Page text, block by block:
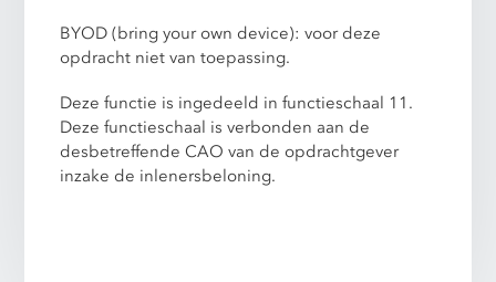
BYOD (bring your own device): voor deze
opdracht niet van toepassing.
Deze functie is ingedeeld in functieschaal 11.
Deze functieschaal is verbonden aan de
desbetreffende CAO van de opdrachtgever
inzake de inlenersbeloning.